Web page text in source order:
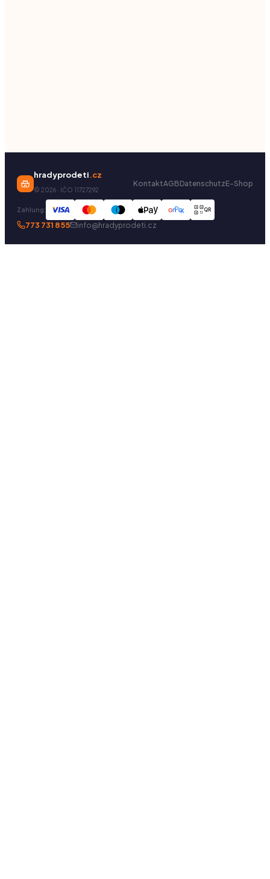
hradyprodeti.cz
© 2026 · IČO 11727292
KontaktAGBDatenschutzE-Shop
Zahlung: QR
773 731 855 info@hradyprodeti.cz